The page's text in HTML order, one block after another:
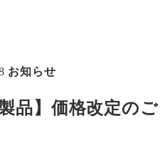
お知らせ
品】価格改定のご